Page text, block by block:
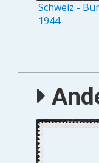
Schweiz -
1944